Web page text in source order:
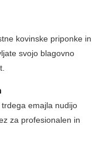
kovinske priponke in
svojo blagovno
emajla nudijo
za profesionalen in